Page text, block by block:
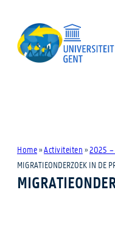
Home»Activiteiten »2025
MIGRATIEONDERZOEK IN DE